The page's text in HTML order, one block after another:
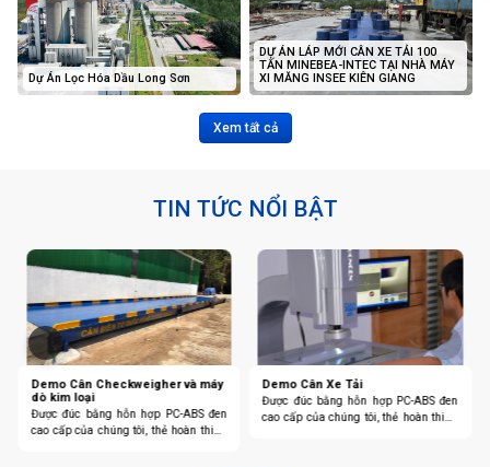
Dự Án Lọc Hóa Dầu Long Sơn
DỰ ÁN LÁP MỚI CÂN XE TẢI 100
TẤN MINEBEA-INTEC TẠI NHÀ MÁY
XI MĂNG INSEE KIÊN GIANG
Xem tất cả
TIN TỨC NỔI BẬT
Demo Cân Checkweigher và máy
dò kim loại
Được đúc bằng hỗn hợp PC-ABS đen
cao cấp của chúng tôi, thẻ hoàn thiện
Demo Cân Xe Tải
Được đúc bằng hỗn hợp PC-ABS đen
cao cấp của chúng tôi, thẻ hoàn thiện